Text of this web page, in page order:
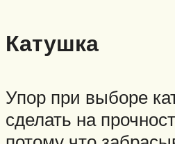
Катушка
Упор при выборе
сделать на